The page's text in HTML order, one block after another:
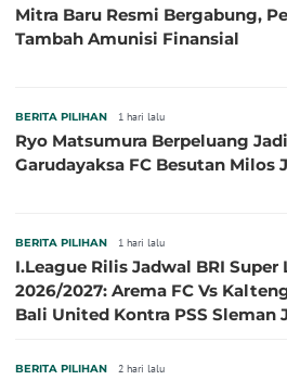
Mitra Baru Resmi Bergabung,
Tambah Amunisi Finansial
BERITA PILIHAN 1 hari lalu
Ryo Matsumura Berpeluang
Garudayaksa FC Besutan Milos
BERITA PILIHAN 1 hari lalu
I.League Rilis Jadwal BRI Super
2026/2027: Arema FC Vs
Bali United Kontra PSS Sleman
BERITA PILIHAN 2 hari lalu